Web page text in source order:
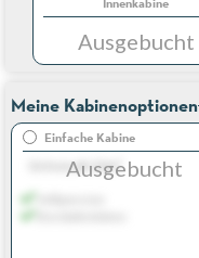
Ausgebucht
Meine Kabinenoptionen
Einfache Kabine
Grösse ab 22m²
Ausgebucht